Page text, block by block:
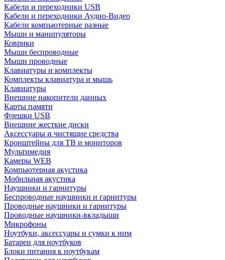
Кабели и переходники USB
Кабели и переходники Аудио-Видео
Кабели компьютерные разные
Мыши и манипуляторы
Коврики
Мыши беспроводные
Мыши проводные
Клавиатуры и комплекты
Комплекты клавиатура и мышь
Клавиатуры
Внешние накопители данных
Карты памяти
Флешки USB
Внешние жесткие диски
Аксессуары и чистящие средства
Кронштейны для ТВ и мониторов
Мультимедия
Камеры WEB
Компьютерная акустика
Мобильная акустика
Наушники и гарнитуры
Беспроводные наушники и гарнитуры
Проводные наушники и гарнитуры
Проводные наушники-вкладыши
Микрофоны
Ноутбуки, аксессуары и сумки к ним
Батареи для ноутбуков
Блоки питания к ноутбукам